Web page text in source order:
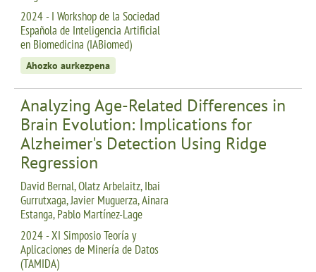
2024 - I Workshop de la Sociedad
Española de Inteligencia Artificial
en Biomedicina (IABiomed)
Ahozko aurkezpena
Analyzing Age-Related Differences in
Brain Evolution: Implications for
Alzheimer's Detection Using Ridge
Regression
David Bernal, Olatz Arbelaitz, Ibai
Gurrutxaga, Javier Muguerza, Ainara
Estanga, Pablo Martínez-Lage
2024 - XI Simposio Teoría y
Aplicaciones de Minería de Datos
(TAMIDA)